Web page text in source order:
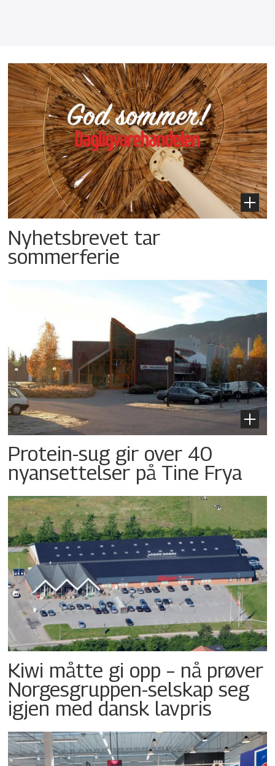
Nyhetsbrevet tar
sommerferie
Protein-sug gir over 40
nyansettelser på Tine Frya
Kiwi måtte gi opp – nå prøver
Norgesgruppen-selskap seg
igjen med dansk lavpris